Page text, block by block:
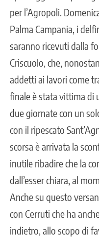
per l’Agropoli.
Palma Campania, i
saranno ricevuti dalla
Criscuolo, che,
addetti ai lavori come
finale è stata vittima di
due giornate con un
con il ripescato
scorsa è arrivata la
inutile ribadire che la
dall’esser chiara, al
Anche su questo
con Cerruti che ha
indietro, allo scopo di